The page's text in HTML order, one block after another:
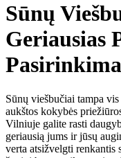
Sūnų
Geriausias
Sūnų viešbučiai tampa
aukštos kokybės
Vilniuje galite rasti
geriausią jums ir jūsų
verta atsižvelgti